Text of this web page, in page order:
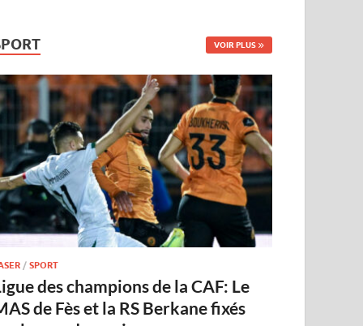
VOIR PLUS
/SPORT
des champions de la CAF: Le
de Fès et la RS Berkane fixés